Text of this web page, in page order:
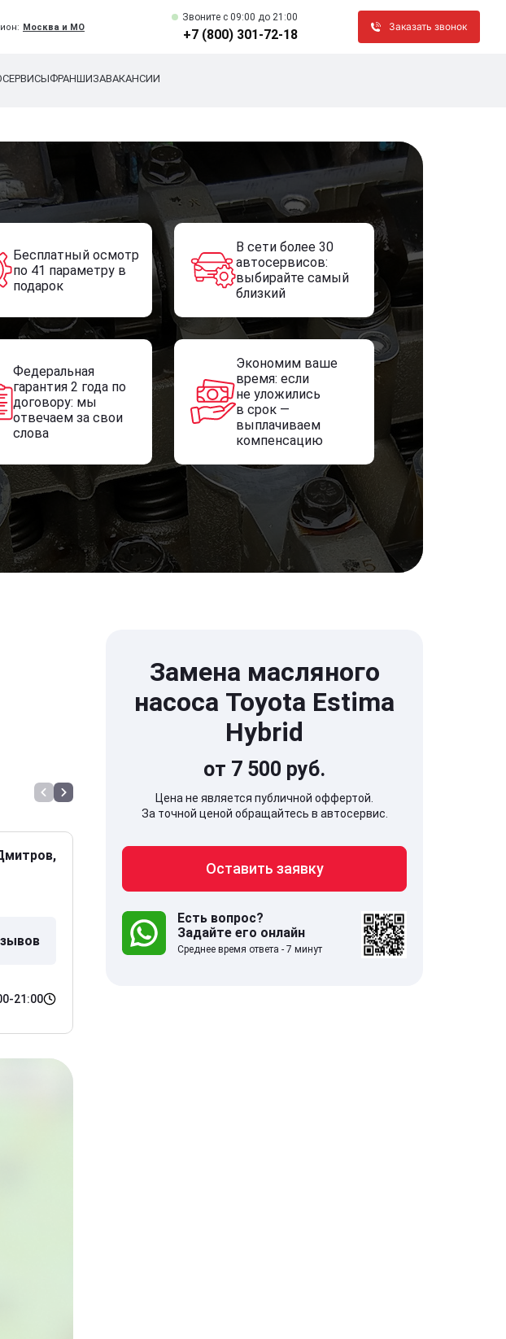
Москва и МО
Звоните c 09:00 до 21:00
+7 (800) 301-72-18
Заказать звонок
ФРАНШИЗАВАКАНСИИ
Бесплатный осмотр
по 41 параметру в
подарок
В сети более 30
автосервисов:
выбирайте самый
близкий
Федеральная
гарантия 2 года по
договору: мы
отвечаем за свои
слова
Экономим ваше
время: если
не уложились
в срок —
выплачиваем
компенсацию
21:00
141707, Московская обл,
Долгопрудный г, Береговой проезд,
дом 5
5.0 332 отзыва
Замена масляного
насоса Toyota Estima
Hybrid
от 7 500 руб.
Цена не является публичной оффертой.
За точной ценой обращайтесь в автосервис.
Оставить заявку
Есть вопрос?
Задайте его онлайн
Среднее время ответа - 7 минут